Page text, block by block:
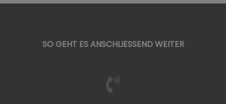
SO GEHT ES ANSCHLIESSEND WEITER